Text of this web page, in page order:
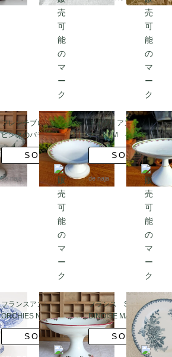
フレンチブロカント
ピンクのバラが縁取る
可憐なコンポート [tk-4
7/na-l20]SOLD
de naja
ドイツ・アンティー
ク KPM ベルリン
パンジーのコンポート
[k-52/na-l20]
SOLD
de naja
フランスアンティーク
ORCHIES NORD コン
ポート皿｜フランス発
送（到着まで2-3週間）
SOLD
フランス STE AMAN
DINOISE MARGOT
お花模様のコンポート
SOLD